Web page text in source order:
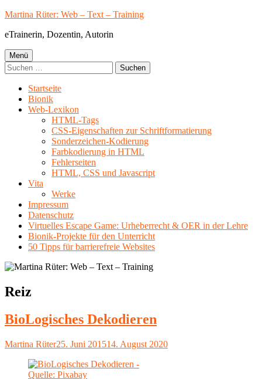
Springe
Inhalt
Martina Rüter: Web – Text – Training
eTrainerin, Dozentin, Autorin
Primäres
Menü
Menü
Suchen
nach:
Startseite
Bionik
Web-Lexikon
HTML-Tags
CSS-Eigenschaften zur Schriftformatierung
Sonderzeichen-Kodierung
Farbkodierung in HTML
Fehlerseiten
HTML, CSS und Javascript
Vita
Werke
Impressum
Datenschutz
Virtuelles Escape Game: Urheberrecht & OER in der Lehre
Bionik-Projekte für den Unterricht
50 Tipps für barrierefreie Websites
Schlagwort:
Reiz
BioLogisches Dekodieren
Autor
Martina RüterVeröffentlicht
25. Juni 201514. August 2020